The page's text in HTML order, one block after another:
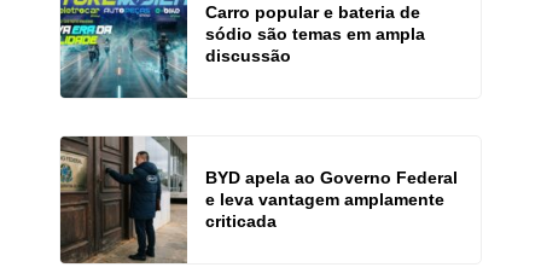
Carro popular e bateria de
sódio são temas em ampla
discussão
BYD apela ao Governo Federal
e leva vantagem amplamente
criticada